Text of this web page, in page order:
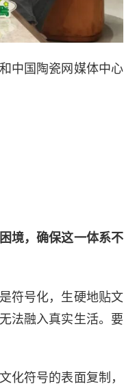
中国陶瓷网媒体中心
境，确保这一体系不
符号化，生硬地贴文
法融入真实生活。要
化符号的表面复制，